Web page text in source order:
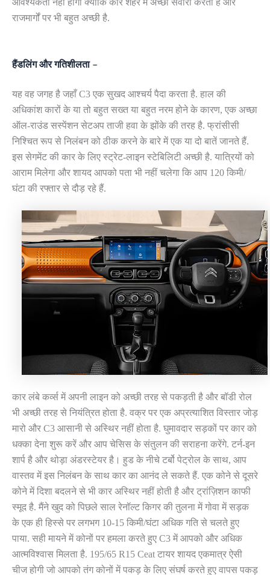
राजमार्गों पर भी बहुत अच्छी है.
हैंडलिंग और गतिशीलता –
यह वह जगह है जहाँ C3 एक सुखद आश्चर्य पैदा करता है. हाल की
अधिकांश कारों के या तो बहुत सख्त या बहुत नरम होने के कारण, एक अच्छा
ऑल-राउंड सस्पेंशन सेटअप ताजी हवा के झोंके की तरह है. फ्रांसीसी
निश्चित रूप से निलंबन को ठीक करने के बारे में एक या दो बातें जानते हैं.
इस सेगमेंट की कार के लिए स्ट्रेट-लाइन स्टेबिलिटी अच्छी है. यात्रियों को
आराम मिलेगा और शायद आपको पता भी नहीं चलेगा कि आप 120 किमी/
घंटा की रफ्तार से दौड़ रहे हैं.
कार लंबे कर्व्स में अपनी लाइन को अच्छी तरह से पकड़ती है और बॉडी रोल
भी अच्छी तरह से नियंत्रित होता है. वक्र पर एक अप्रत्याशित विस्तार जोड़
मारो और C3 आसानी से अस्थिर नहीं होता है. घुमावदार सड़कों पर कार को
धक्का देना शुरू करें और आप चेसिस के संतुलन की सराहना करेंगे. टर्न-इन
शार्प है और थोड़ा अंडरस्टेयर है। हुड के नीचे टर्बो पेट्रोल के साथ, आप
वास्तव में इस निलंबन के साथ कार का आनंद ले सकते हैं. एक कोने से दूसरे
कोने में दिशा बदलने से भी कार अस्थिर नहीं होती है और ट्रांज़िशन काफी
स्मूद है. मैंने खुद को पिछले साल रेनॉल्ट किगर की तुलना में गोवा में सड़क
के एक ही हिस्से पर लगभग 10-15 किमी/घंटा अधिक गति से चलते हुए
पाया. सही मायने में कोनों पर हमला करते हुए C3 में आपको और अधिक
आत्मविश्वास मिलता है. 195/65 R15 Ceat टायर शायद एकमात्र ऐसी
चीज होगी जो आपको तंग कोनों में पकड़ के लिए संघर्ष करते हुए वापस पकड़